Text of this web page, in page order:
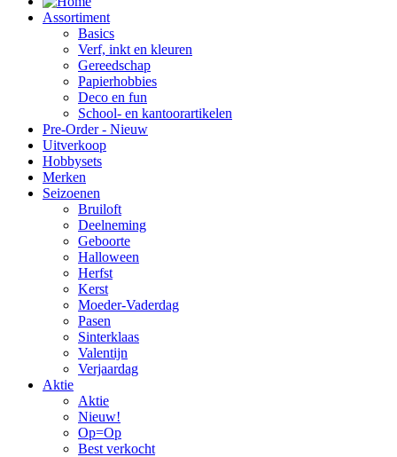
Assortiment
Basics
Verf, inkt en kleuren
Gereedschap
Papierhobbies
Deco en fun
School- en kantoorartikelen
Pre-Order - Nieuw
Uitverkoop
Hobbysets
Merken
Seizoenen
Bruiloft
Deelneming
Geboorte
Halloween
Herfst
Kerst
Moeder-Vaderdag
Pasen
Sinterklaas
Valentijn
Verjaardag
Aktie
Aktie
Nieuw!
Op=Op
Best verkocht